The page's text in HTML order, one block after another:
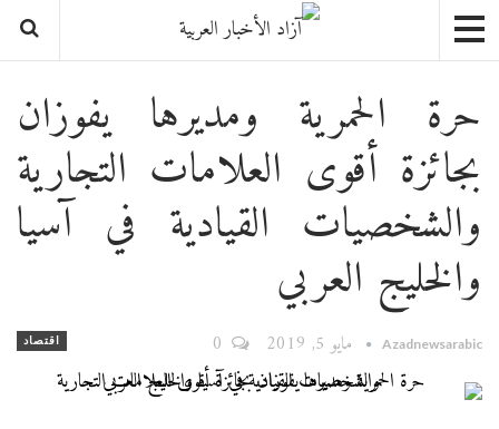
حرة الحمرية ومديرها يفوزان
بجائزة أقوى العلامات التجارية
والشخصيات القيادية في آسيا
والخليج العربي
اقتصاد Azadnewsarabic مايو 5, 2019